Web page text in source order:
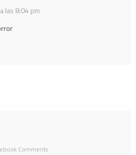
las 8:04 pm
Comments